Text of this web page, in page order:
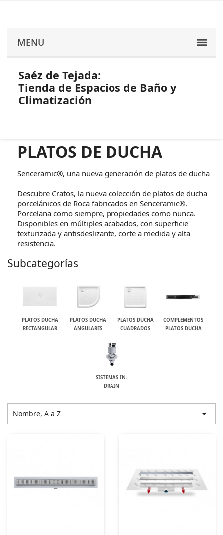
MENU
Saéz de Tejada:
Tienda de Espacios de Baño y
Climatización
PLATOS DE DUCHA
Senceramic®, una nueva generación de platos de ducha
Descubre Cratos, la nueva colección de platos de ducha
porcelánicos de Roca fabricados en Senceramic®.
Porcelana como siempre, propiedades como nunca.
Disponibles en múltiples acabados, con superficie
texturizada y antisdeslizante, corte a medida y alta
resistencia.
Subcategorías
PLATOS DUCHA
RECTANGULAR
PLATOS DUCHA
ANGULARES
PLATOS DUCHA
CUADRADOS
COMPLEMENTOS
PLATOS DUCHA
SISTEMAS IN-
DRAIN
Nombre, A a Z 